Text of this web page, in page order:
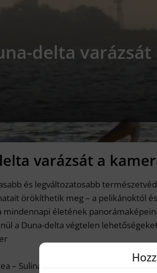
delta
varázsát a
és legváltozatosabb
örökíthetik meg – a pelikánoktól
mindennapi életének
a Duna-delta végtelen
– Sulina, időtartam: 1,5 óra,